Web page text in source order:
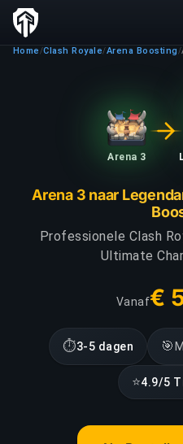
Home /Clash Royale/Arena Boosting /
Arena 3
Arena 3 naar
Professionele Clash
Ultimate
Vanaf€
⏱3-5 dagen 🎯
⭐4.9/5